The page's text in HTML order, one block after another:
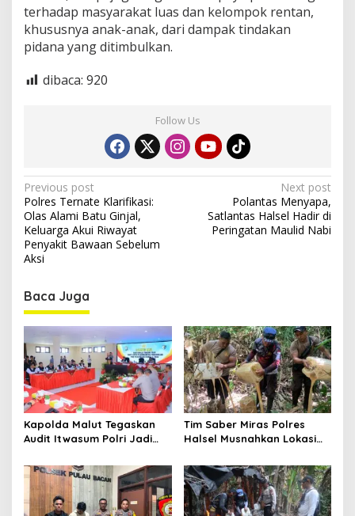
terhadap masyarakat luas dan kelompok rentan,
khususnya anak-anak, dari dampak tindakan
pidana yang ditimbulkan.
dibaca: 920
Follow Us
P
o
s
t
a
v
i
g
a
t
i
n
Previous post
Polres Ternate Klarifikasi:
Olas Alami Batu Ginjal,
Keluarga Akui Riwayat
Penyakit Bawaan Sebelum
Aksi
Next post
Polantas Menyapa,
Satlantas Halsel Hadir di
Peringatan Maulid Nabi
Baca Juga
Kapolda Malut Tegaskan
Audit Itwasum Polri Jadi
Akuntabilitas dan Kinerja
Tim Saber Miras Polres
Halsel Musnahkan Lokasi
Desa Sawadai